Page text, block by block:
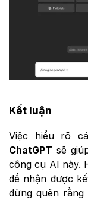
Kết luận
Việc hiểu rõ
ChatGPT sẽ
công cụ AI này.
để nhận được
đừng quên rằng